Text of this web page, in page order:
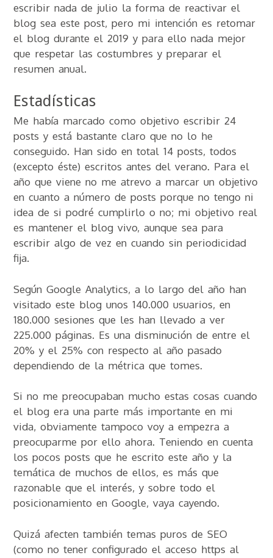
escribir nada de julio la forma de reactivar el
blog sea este post, pero mi intención es retomar
el blog durante el 2019 y para ello nada mejor
que respetar las costumbres y preparar el
resumen anual.
Estadísticas
Me había marcado como objetivo escribir 24
posts y está bastante claro que no lo he
conseguido. Han sido en total 14 posts, todos
(excepto éste) escritos antes del verano. Para el
año que viene no me atrevo a marcar un objetivo
en cuanto a número de posts porque no tengo ni
idea de si podré cumplirlo o no; mi objetivo real
es mantener el blog vivo, aunque sea para
escribir algo de vez en cuando sin periodicidad
fija.
Según Google Analytics, a lo largo del año han
visitado este blog unos 140.000 usuarios, en
180.000 sesiones que les han llevado a ver
225.000 páginas. Es una disminución de entre el
20% y el 25% con respecto al año pasado
dependiendo de la métrica que tomes.
Si no me preocupaban mucho estas cosas cuando
el blog era una parte más importante en mi
vida, obviamente tampoco voy a empezra a
preocuparme por ello ahora. Teniendo en cuenta
los pocos posts que he escrito este año y la
temática de muchos de ellos, es más que
razonable que el interés, y sobre todo el
posicionamiento en Google, vaya cayendo.
Quizá afecten también temas puros de SEO
(como no tener configurado el acceso https al